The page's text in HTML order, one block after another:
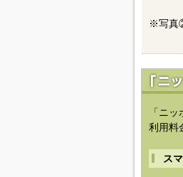
※写真
「ニ
利用料
ス